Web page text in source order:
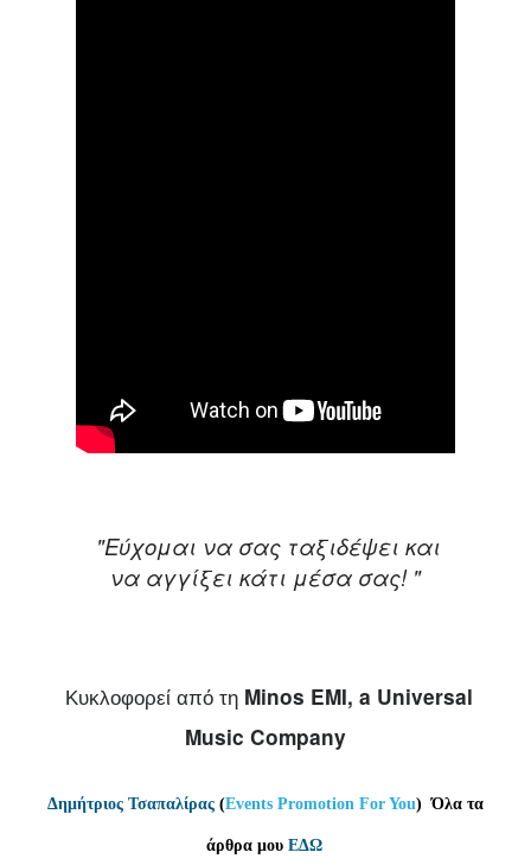
"Εύχομαι να σας ταξιδέψει και
να αγγίξει κάτι μέσα σας!"
Κυκλοφορεί από τη Minos EMI, a Universal
Music Company
Δημήτριος Τσαπαλίρας (Events Promotion For You) Όλα τα
άρθρα μου ΕΔΩ